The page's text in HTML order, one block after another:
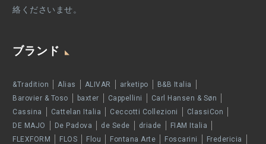
絡くださいませ。
ブランド
&Tradition Alias ALIVAR arketipo
B&B Italia
Barovier & Toso
baxter Cappellini
Carl Hansen & Søn
Cassina
Cattelan Italia Ceccotti Collezioni
ClassiCon
DE MAJO
De Padova de Sede driade
FIAM Italia
FLEXFORM
FLOS Flou Fontana Arte Foscarini
Fredericia